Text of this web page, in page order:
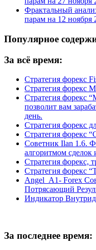
Фрактальный
парам на 12 ноября
Популярное
За всё время:
Стратегия форекс
Стратегия форекс
Стратегия форекс
позволит вам
день.
Стратегия форекс
Стратегия форекс
Советник Ilan 1.6.
алгоритмом
Стратегия форекс,
Стратегия форекс
Angel_A1- Forex
Потрясающий
Индикатор
За последнее время: